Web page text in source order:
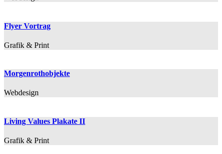
Flyer Vortrag
Grafik & Print
Morgenrothobjekte
Webdesign
Living Values Plakate II
Grafik & Print